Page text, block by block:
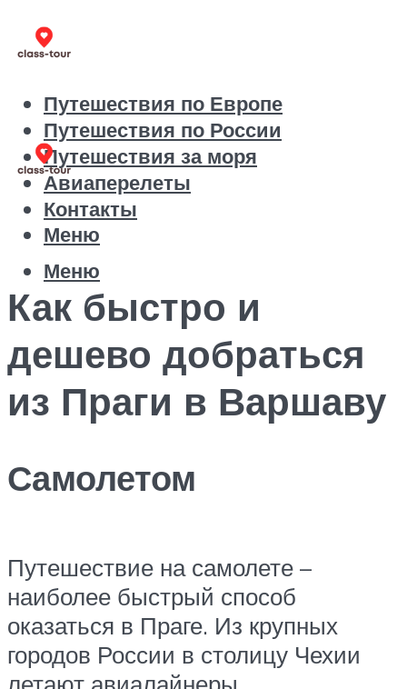
Путешествия по Европе
Путешествия по России
Путешествия за моря
Авиаперелеты
Контакты
Меню
Меню
Как быстро и
дешево добраться
из Праги в Варшаву
Самолетом
Путешествие на самолете –
наиболее быстрый способ
оказаться в Праге. Из крупных
городов России в столицу Чехии